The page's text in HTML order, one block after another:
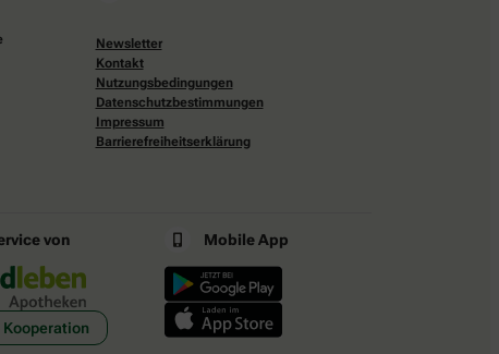
Newsletter
Kontakt
Nutzungsbedingungen
Datenschutzbestimmungen
Impressum
Barrierefreiheitserklärung
von
Kooperation
Mobile App